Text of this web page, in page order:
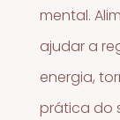
mental.
ajudar a
energia,
prática do